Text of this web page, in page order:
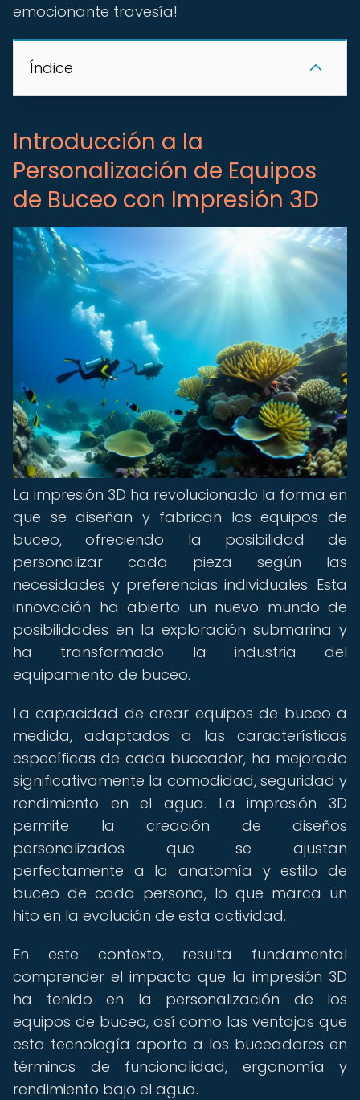
emocionante travesía!
Índice
Introducción a la
Personalización de Equipos
de Buceo con Impresión 3D
La impresión 3D ha revolucionado la forma en
que se diseñan y fabrican los equipos de
buceo, ofreciendo la posibilidad de
personalizar cada pieza según las
necesidades y preferencias individuales. Esta
innovación ha abierto un nuevo mundo de
posibilidades en la exploración submarina y
ha transformado la industria del
equipamiento de buceo.
La capacidad de crear equipos de buceo a
medida, adaptados a las características
específicas de cada buceador, ha mejorado
significativamente la comodidad, seguridad y
rendimiento en el agua. La impresión 3D
permite la creación de diseños
personalizados que se ajustan
perfectamente a la anatomía y estilo de
buceo de cada persona, lo que marca un
hito en la evolución de esta actividad.
En este contexto, resulta fundamental
comprender el impacto que la impresión 3D
ha tenido en la personalización de los
equipos de buceo, así como las ventajas que
esta tecnología aporta a los buceadores en
términos de funcionalidad, ergonomía y
rendimiento bajo el agua.